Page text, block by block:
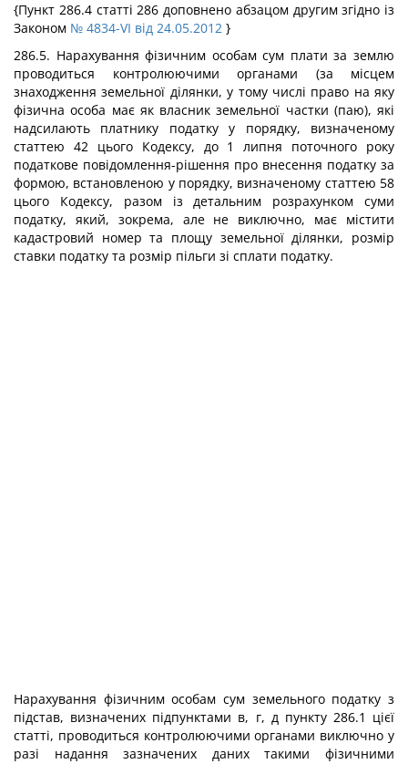
{Пункт 286.4 статті 286 доповнено абзацом другим згідно із
Законом № 4834-VI від 24.05.2012 }
286.5. Нарахування фізичним особам сум плати за землю
проводиться контролюючими органами (за місцем
знаходження земельної ділянки, у тому числі право на яку
фізична особа має як власник земельної частки (паю), які
надсилають платнику податку у порядку, визначеному
статтею 42 цього Кодексу, до 1 липня поточного року
податкове повідомлення-рішення про внесення податку за
формою, встановленою у порядку, визначеному статтею 58
цього Кодексу, разом із детальним розрахунком суми
податку, який, зокрема, але не виключно, має містити
кадастровий номер та площу земельної ділянки, розмір
ставки податку та розмір пільги зі сплати податку.
Нарахування фізичним особам сум земельного податку з
підстав, визначених підпунктами в, г, д пункту 286.1 цієї
статті, проводиться контролюючими органами виключно у
разі надання зазначених даних такими фізичними